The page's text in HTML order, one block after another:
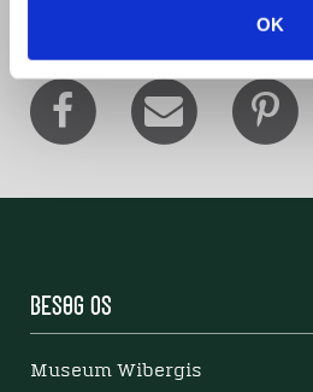
OK
Del denne
Besøg os
Museum Wibergis